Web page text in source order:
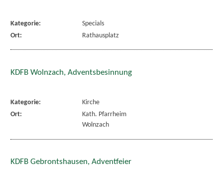
Kategorie:
Specials
Ort:
Rathausplatz
KDFB Wolnzach, Adventsbesinnung
Kategorie:
Kirche
Ort:
Kath. Pfarrheim
Wolnzach
KDFB Gebrontshausen, Adventfeier